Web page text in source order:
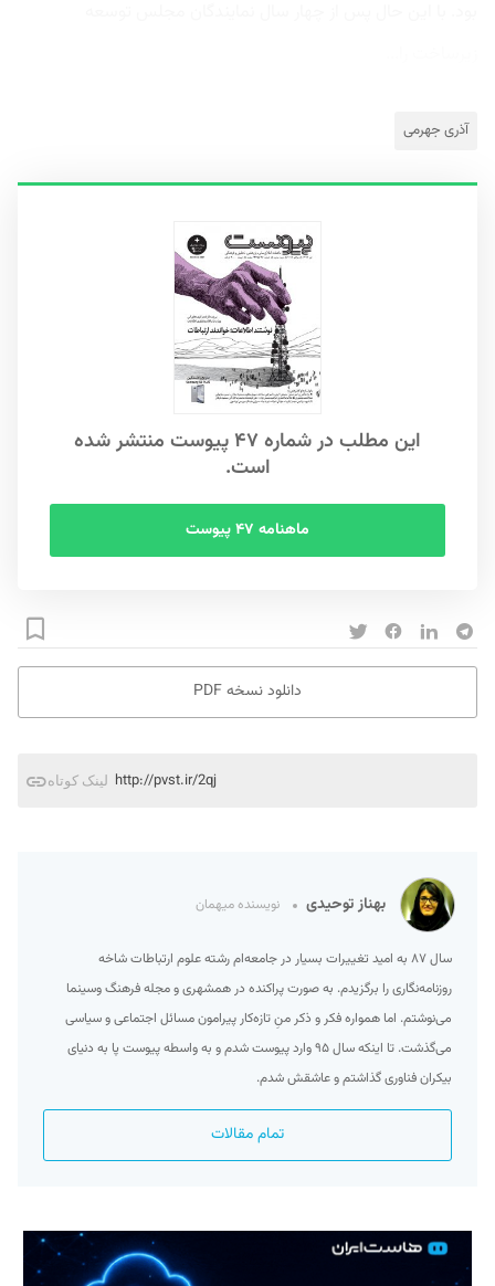
آذری جهرمی
این مطلب در شماره ۴۷ پیوست منتشر شده
است.
ماهنامه ۴۷ پیوست
دانلود نسخه PDF
لینک کوتاه http://pvst.ir/2qj
بهناز توحیدی نویسنده میهمان
سال ۸۷ به امید تغییرات بسیار در جامعه‌ام رشته علوم ارتباطات شاخه
روزنامه‌نگاری را برگزیدم. به صورت پراکنده در همشهری و مجله فرهنگ وسینما
می‌نوشتم. اما همواره فکر و ذکر منِ تازه‌کار پیرامون مسائل اجتماعی و سیاسی
می‌گذشت. تا اینکه سال ۹۵ وارد پیوست شدم و به واسطه پیوست پا به دنیای
بیکران فناوری گذاشتم و عاشقش شدم.
تمام مقالات